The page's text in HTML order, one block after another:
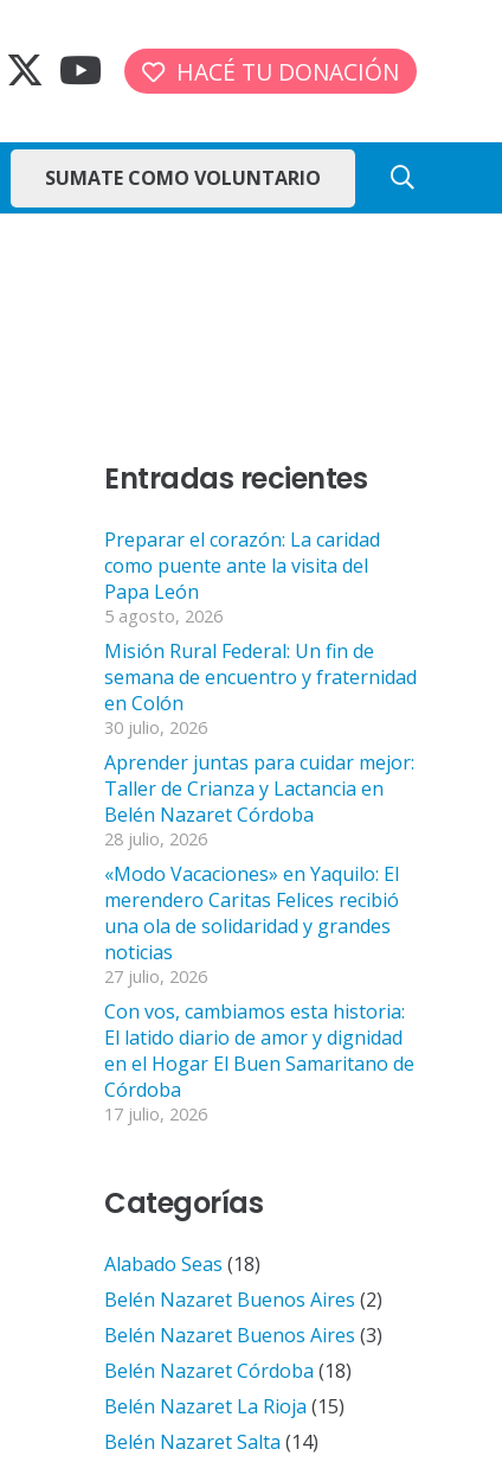
HACÉ TU DONACIÓN
SUMATE COMO VOLUNTARIO
Entradas recientes
Preparar el corazón: La caridad
como puente ante la visita del
Papa León
5 agosto, 2026
Misión Rural Federal: Un fin de
semana de encuentro y fraternidad
en Colón
30 julio, 2026
Aprender juntas para cuidar mejor:
Taller de Crianza y Lactancia en
Belén Nazaret Córdoba
28 julio, 2026
«Modo Vacaciones» en Yaquilo: El
merendero Caritas Felices recibió
una ola de solidaridad y grandes
noticias
27 julio, 2026
Con vos, cambiamos esta historia:
El latido diario de amor y dignidad
en el Hogar El Buen Samaritano de
Córdoba
17 julio, 2026
Categorías
Alabado Seas (18)
Belén Nazaret Buenos Aires (2)
Belén Nazaret Buenos Aires (3)
Belén Nazaret Córdoba (18)
Belén Nazaret La Rioja (15)
Belén Nazaret Salta (14)